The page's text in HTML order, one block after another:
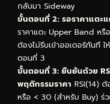
กลับมา Sideway
ขั้นตอนที่ 2: รอราคาแตะ
ราคาแตะ Upper Band ห
ต้องไม่รีบเข้าออเดอร์ทันที
ตอนที่ 3
ขั้นตอนที่ 3: ยืนยันด้วย
พฤติกรรมราคา RSI(14)
หรือ < 30 (สำหรับ Buy) ร่